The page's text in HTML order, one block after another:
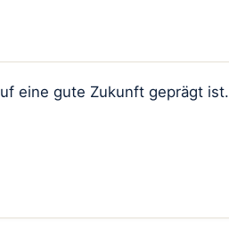
eine gute Zukunft geprägt ist.